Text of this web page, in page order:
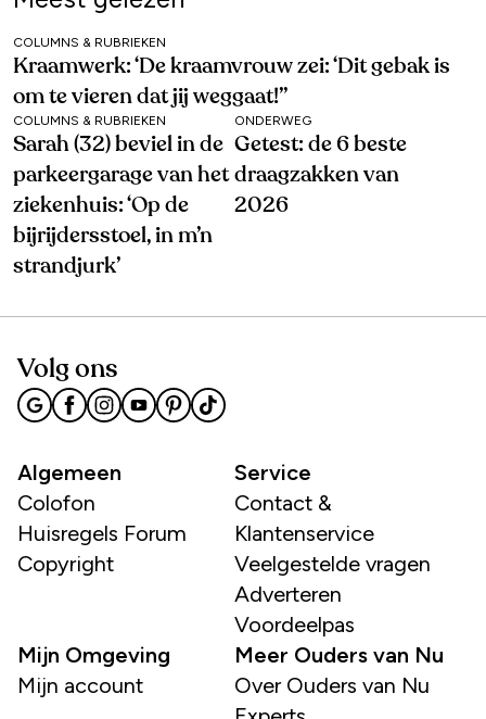
COLUMNS & RUBRIEKEN
Kraamwerk: ‘De kraamvrouw zei: ‘Dit gebak is
om te vieren dat jij weggaat!’’
COLUMNS & RUBRIEKEN
Sarah (32) beviel in de
parkeergarage van het
ziekenhuis: ‘Op de
bijrijdersstoel, in m’n
strandjurk’
ONDERWEG
Getest: de 6 beste
draagzakken van
2026
Volg ons
Algemeen
Colofon
Huisregels Forum
Copyright
Service
Contact &
Klantenservice
Veelgestelde vragen
Adverteren
Voordeelpas
Mijn Omgeving
Mijn account
Meer Ouders van Nu
Over Ouders van Nu